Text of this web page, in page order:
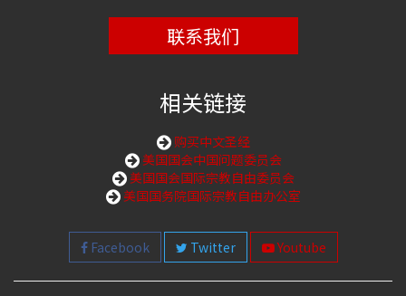
联系我们
相关链接
购买中文圣经
美国国会中国问题委员会
美国国会国际宗教自由委员会
美国国务院国际宗教自由办公室
Facebook Twitter Youtube